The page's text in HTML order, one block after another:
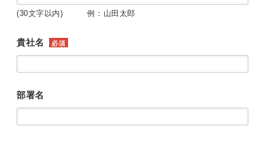
(30文字以内) 例：山田太郎
貴社名 必須
部署名